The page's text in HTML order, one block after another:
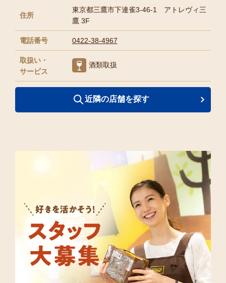
住所
東京都三鷹市下連雀3-46-1 アトレヴィ三
鷹 3F
電話番号 0422-38-4967
取扱い・
サービス
酒類取扱